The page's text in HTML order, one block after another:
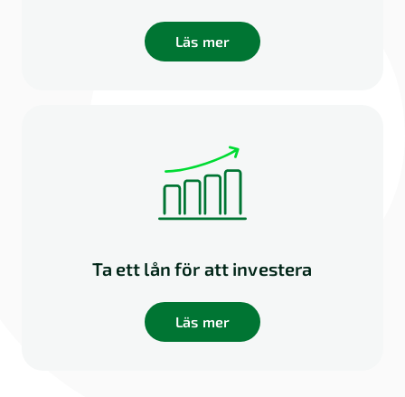
Läs mer
Ta ett lån för att investera
Läs mer